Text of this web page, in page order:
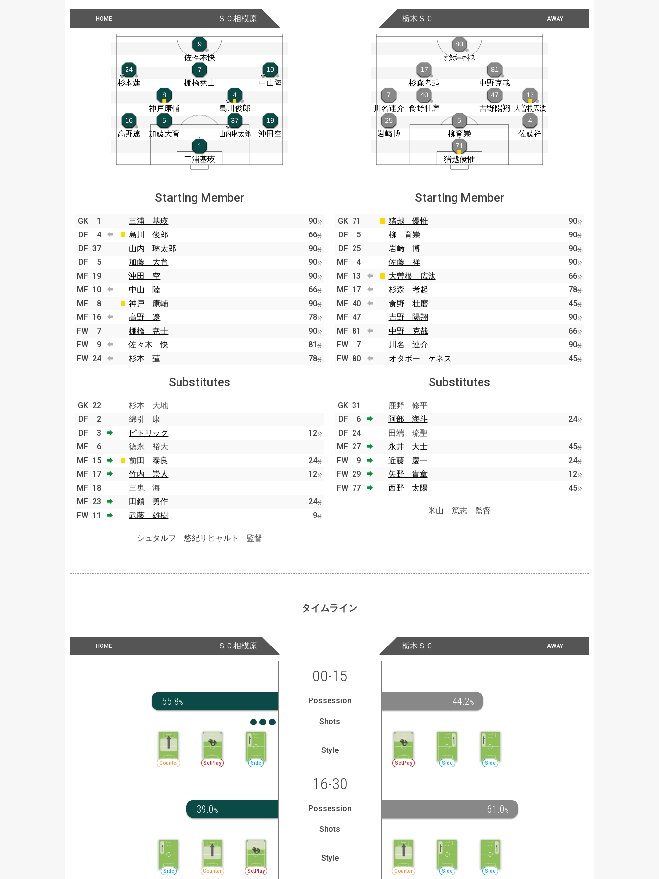
HOME ＳＣ相模原 AWAY
栃木ＳＣ
Starting Member
GK 1 三浦 基瑛 90分
DF 4 島川 俊郎 66分
DF 37 山内 琳太郎 90分
DF 5 加藤 大育 90分
MF 19 沖田 空 90分
MF 10 中山 陸 66分
MF 8 神戸 康輔 90分
MF 16 高野 遼 78分
FW 7 棚橋 尭士 90分
FW 9 佐々木 快 81分
FW 24 杉本 蓮 78分
Substitutes
GK 22
杉本 大地
DF
2
綿引 康
DF
3 ピトリック 12分
MF 6
徳永 裕大
MF 15 前田 泰良 24分
MF 17 竹内 崇人 12分
MF 18
三鬼 海
MF 23 田鎖 勇作 24分
FW 11 武藤 雄樹 9分
シュタルフ 悠紀リヒャルト 監督
Starting Member
GK 71 猪越 優惟 90分
DF 5 柳 育崇 90分
DF 25 岩﨑 博 90分
MF 4 佐藤 祥 90分
MF 13 大曽根 広汰 66分
MF 17 杉森 考起 78分
MF 40 食野 壮磨 45分
MF 47 吉野 陽翔 90分
MF 81 中野 克哉 66分
FW 7 川名 連介 90分
FW 80 オタボー ケネス 45分
Substitutes
GK 31
鹿野 修平
DF
6 阿部 海斗 24分
DF 24
田端 琉聖
MF 27 永井 大士 45分
FW 9 近藤 慶一 24分
FW 29 矢野 貴章 12分
FW 77 西野 太陽 45分
米山 篤志 監督
タイムライン
HOME ＳＣ相模原 AWAY
栃木ＳＣ
00-15
55.8% Possession 44.2%
Shots
Side
SetPlay
Counter
Style
SetPlay Side Side
16-30
39.0 % Possession 61.0 %
Shots
SetPlay
Counter
Side
Style
Counter Side Side